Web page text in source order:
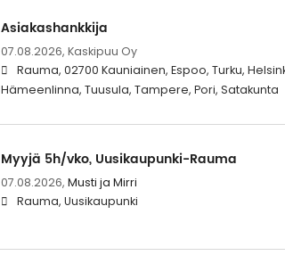
Asiakashankkija
07.08.2026, Kaskipuu Oy
Rauma, 02700 Kauniainen, Espoo, Turku,
Hämeenlinna, Tuusula, Tampere, Pori, Satakunta
Myyjä 5h/vko, Uusikaupunki-Rauma
07.08.2026, Musti ja Mirri
Rauma, Uusikaupunki